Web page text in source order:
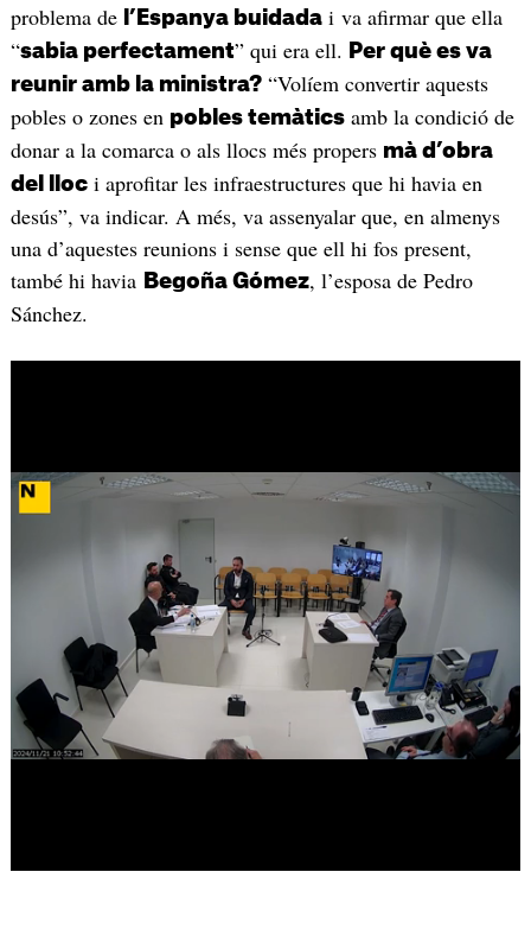
problema de l’Espanya buidadai va afirmar que ella
“sabia perfectament” qui era ell.
Per què es va
reunir amb la ministra?“Volíem convertir aquests
pobles o zones en pobles temàticsamb la condició de
donar a la comarca o als llocs més propers mà d’obra
del lloci aprofitar les infraestructures que hi havia en
desús”, va indicar. A més, va assenyalar que, en almenys
una d’aquestes reunions i sense que ell hi fos present,
també hi havia Begoña Gómez, l’esposa de Pedro
Sánchez.